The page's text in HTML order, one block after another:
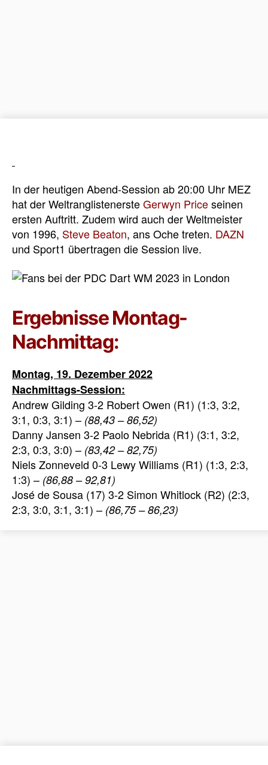
In der heutigen Abend-Session ab 20:00 Uhr MEZ
hat der WeltranglistenersteGerwyn Priceseinen
ersten Auftritt. Zudem wird auch der Weltmeister
von 1996, Steve Beaton, ans Oche treten. DAZN
und Sport1 übertragen die Session live.
Ergebnisse Montag-
Nachmittag:
Montag, 19. Dezember 2022
Nachmittags-Session:
Andrew Gilding 3-2 Robert Owen (R1) (1:3, 3:2,
3:1, 0:3, 3:1) – (88,43 – 86,52)
Danny Jansen 3-2 Paolo Nebrida (R1) (3:1, 3:2,
2:3, 0:3, 3:0) – (83,42 – 82,75)
Niels Zonneveld 0-3 Lewy Williams (R1) (1:3, 2:3,
1:3) – (86,88 – 92,81)
José de Sousa (17) 3-2 Simon Whitlock (R2) (2:3,
2:3, 3:0, 3:1, 3:1) – (86,75 – 86,23)